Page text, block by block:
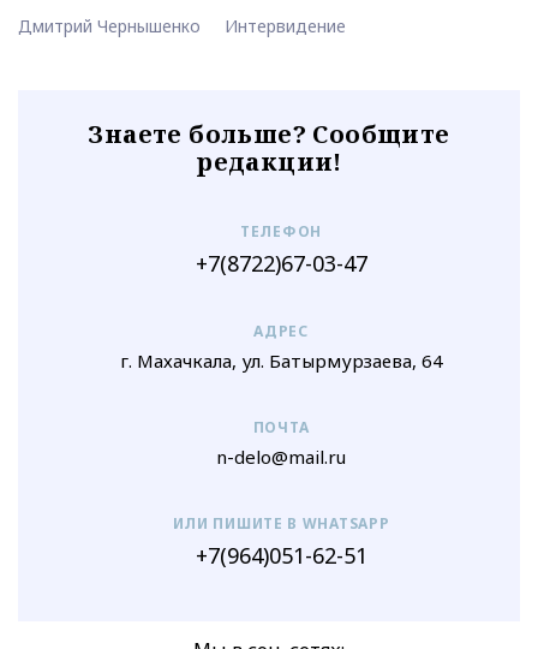
Дмитрий Чернышенко Интервидение
Знаете больше? Сообщите
редакции!
ТЕЛЕФОН
+7(8722)67-03-47
АДРЕС
г. Махачкала, ул. Батырмурзаева, 64
ПОЧТА
n-delo@mail.ru
ИЛИ ПИШИТЕ В WHATSAPP
+7(964)051-62-51